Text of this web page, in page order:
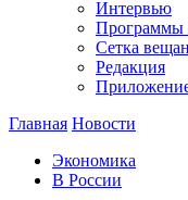
Интервью
Программы
Сетка
Редакция
Главная Новости
Экономика
В России